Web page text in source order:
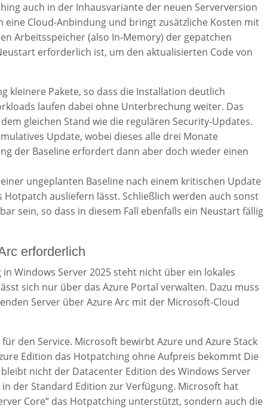
auch in der Inhausvariante der neuen Serverversion
Cloud-Anbindung und bringt zusätzliche Kosten mit
Arbeitsspeicher (also In-Memory) der gepatchen
erforderlich ist, um den aktualisierten Code von
kleinere Pakete, so dass die Installation deutlich
laufen dabei ohne Unterbrechung weiter. Das
gleichen Stand wie die regulären Security-Updates.
Update, wobei dieses alle drei Monate
der Baseline erfordert dann aber doch wieder einen
ungeplanten Baseline nach einem kritischen Update
Hotpatch ausliefern lässt. Schließlich werden auch sonst
sein, so dass in diesem Fall ebenfalls ein Neustart fällig
erforderlich
Windows Server 2025 steht nicht über ein lokales
sich nur über das Azure Portal verwalten. Dazu muss
Server über Azure Arc mit der Microsoft-Cloud
den Service. Microsoft bewirbt Azure und Azure Stack
Edition das Hotpatching ohne Aufpreis bekommt Die
nicht der Datacenter Edition des Windows Server
der Standard Edition zur Verfügung. Microsoft hat
Core“ das Hotpatching unterstützt, sondern auch die